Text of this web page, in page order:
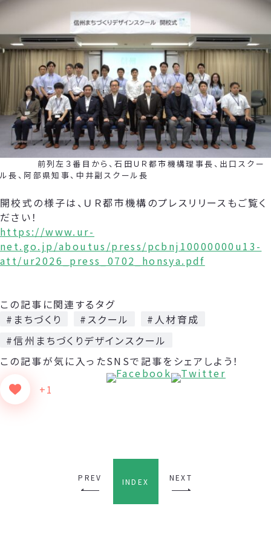
前列左３番目から、石田ＵＲ都市機構理事長、出口スクー
ル長、阿部県知事、中井副スクール長
開校式の様子は、ＵＲ都市機構のプレスリリースもご覧く
ださい！
https://www.ur-
net.go.jp/aboutus/press/pcbnj10000000u13-
att/ur2026_press_0702_honsya.pdf
この記事に関連するタグ
#まちづくり
#スクール
#人材育成
#信州まちづくりデザインスクール
この記事が気に入った
+1
SNSで記事をシェアしよう！
PREV INDEX NEXT